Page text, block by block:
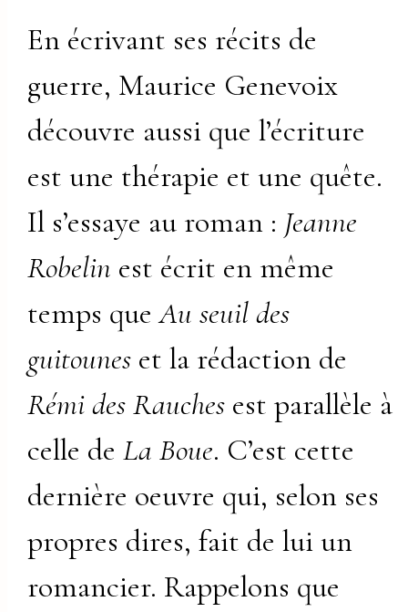
En écrivant ses récits de
guerre, Maurice Genevoix
découvre aussi que l’écriture
est une thérapie et une quête.
Il s’essaye au roman : Jeanne
Robelin est écrit en même
temps queAu seuil des
guitounes et la rédaction de
Rémi des Rauches est parallèle à
celle deLa Boue. C’est cette
dernière oeuvre qui, selon ses
propres dires, fait de lui un
romancier. Rappelons que